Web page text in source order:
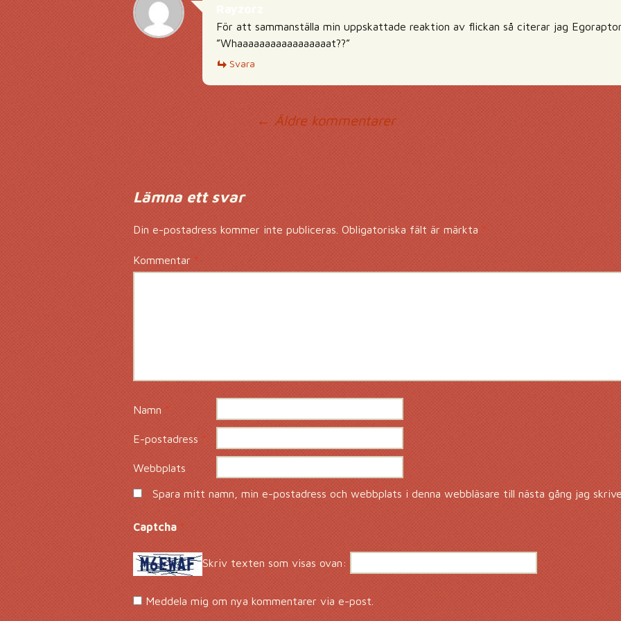
För att sammanställa min uppskattade reaktion av flickan så citerar jag
”Whaaaaaaaaaaaaaaaaat??”
Svara
← Äldre kommentarer
Lämna ett svar
Din e-postadress kommer inte publiceras. Obligatoriska fält är märkta *
Kommentar*
Namn*
E-postadress*
Webbplats
Spara mitt namn, min e-postadress och webbplats i denna webbläsare till nästa gång jag
Captcha*
Skriv texten som visas ovan:
Meddela mig om nya kommentarer via e-post.